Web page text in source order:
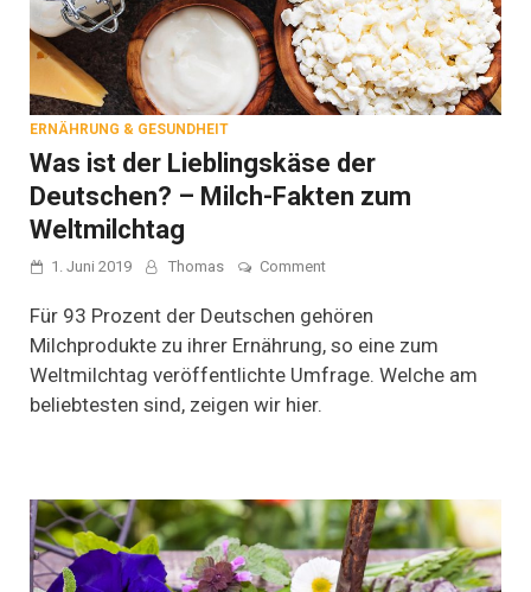
ERNÄHRUNG & GESUNDHEIT
Was ist der Lieblingskäse der
Deutschen? – Milch-Fakten zum
Weltmilchtag
1. Juni 2019 Thomas Commenton
ist
Lieblingskäse
der
Weltmilchtag
Für 93 Prozent der Deutschen gehören
Milchprodukte zu ihrer Ernährung, so eine zum
Weltmilchtag veröffentlichte Umfrage. Welche am
beliebtesten sind, zeigen wir hier.